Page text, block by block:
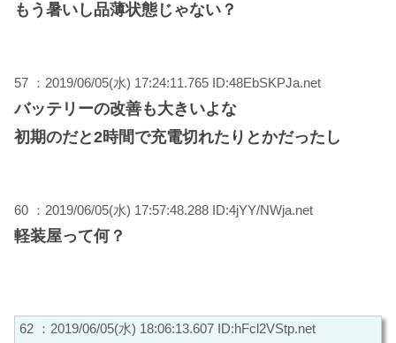
もう暑いし品薄状態じゃない？
57 ：2019/06/05(水) 17:24:11.765 ID:48EbSKPJa.net
バッテリーの改善も大きいよな
初期のだと2時間で充電切れたりとかだったし
60 ：2019/06/05(水) 17:57:48.288 ID:4jYY/NWja.net
軽装屋って何？
62 ：2019/06/05(水) 18:06:13.607 ID:hFcl2VStp.net